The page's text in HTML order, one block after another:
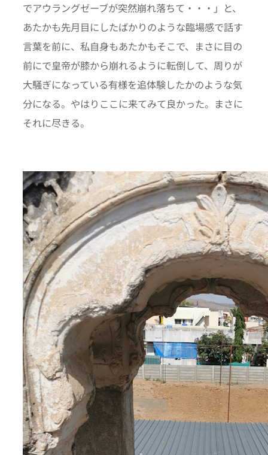
でアウラングゼーブが突然崩れ落ちて・・・」と、
あたかも先月目にしたばかりのような臨場感で話す
言葉を前に、私自身もあたかもそこで、まさに目の
前にで皇帝が膝から崩れるように転倒して、周りが
大騒ぎになっている有様を追体験したかのような気
分になる。やはりここに来てみて良かった。まさに
それに尽きる。